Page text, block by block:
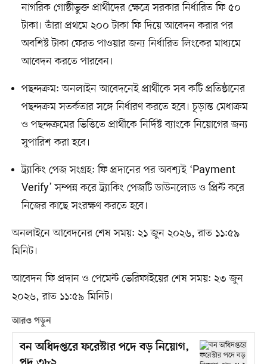
নাগরিক গোষ্ঠীভুক্ত প্রার্থীদের ক্ষেত্রে সরকার নির্ধারিত ফি ৫০
টাকা। তাঁরা প্রথমে ২০০ টাকা ফি দিয়ে আবেদন করার পর
অবশিষ্ট টাকা ফেরত পাওয়ার জন্য নির্ধারিত লিংকের মাধ্যমে
আবেদন করতে পারবেন।
পছন্দক্রম: অনলাইন আবেদনেই প্রার্থীকে সব কটি প্রতিষ্ঠানের
পছন্দক্রম সতর্কতার সঙ্গে নির্ধারণ করতে হবে। চূড়ান্ত মেধাক্রম
ও পছন্দক্রমের ভিত্তিতে প্রার্থীকে নির্দিষ্ট ব্যাংকে নিয়োগের জন্য
সুপারিশ করা হবে।
ট্র্যাকিং পেজ সংগ্রহ: ফি প্রদানের পর অবশ্যই ‘Payment
Verify’ সম্পন্ন করে ট্র্যাকিং পেজটি ডাউনলোড ও প্রিন্ট করে
নিজের কাছে সংরক্ষণ করতে হবে।
অনলাইনে আবেদনের শেষ সময়: ২১ জুন ২০২৬, রাত ১১:৫৯
মিনিট।
আবেদন ফি প্রদান ও পেমেন্ট ভেরিফাইয়ের শেষ সময়: ২৩ জুন
২০২৬, রাত ১১:৫৯ মিনিট।
আরও পড়ুন
বন অধিদপ্তরে ফরেস্টার পদে বড় নিয়োগ,